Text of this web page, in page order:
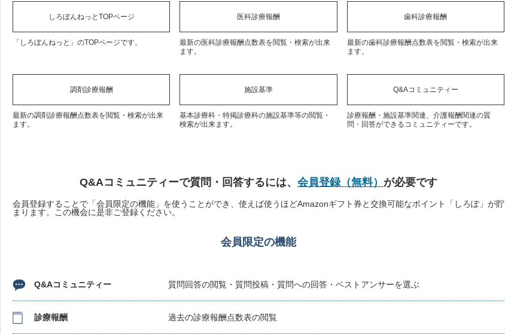
しろぼんねっとTOPページ
「しろぼんねっと」のTOPページです。
医科診療報酬
最新の医科診療報酬点数表を閲覧・検索が出来
ます。
歯科診療報酬
最新の歯科診療報酬点数表を閲覧・検索が出来
ます。
調剤診療報酬
最新の調剤診療報酬点数表を閲覧・検索が出来
ます。
施設基準
基本診療科・特掲診療科の施設基準等の閲覧・
検索が出来ます。
Q&Aコミュニティー
診療報酬・施設基準関連、介護報酬関連の質
問・回答ができるコミュニティーです。
Q&Aコミュニティーで質問・回答するには、 会員登録（無料） が必要です
会員登録することで「会員限定の機能」を使うことができ、使えば使うほどAmazonギフト券と交換可能なポイント「しろぽ」が貯
まります。この機会に是非ご登録ください。
会員限定の機能
Q&Aコミュニティー 質問回答の閲覧・質問投稿・質問への回答・ベストアンサーを選ぶ
診療報酬 過去の診療報酬点数表の閲覧